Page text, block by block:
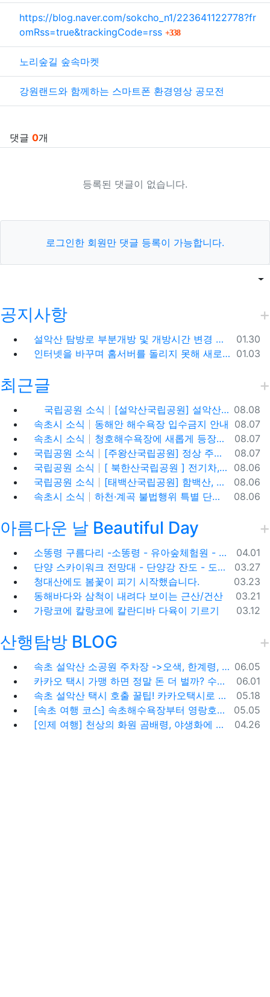
관련자료
https://blog.naver.com/sokcho_n1/223641122778?fr
omRss=true&trackingCode=rss
338회 연결
노리숲길 숲속마켓
강원랜드와 함께하는 스마트폰 환경영상 공모전
댓글 0개
등록된 댓글이 없습니다.
로그인한 회원만 댓글 등록이 가능합니다.
목록게
공지사항
등록일
01.30
설악산 탐방로 부분개방 및 개방시간 변경 안내(1.26.(금), 04:00 기준)
등록일
01.03
인터넷을 바꾸며 홈서버를 돌리지 못해 새로 시작합니다.
최근글
등록일
08.08
국립공원 소식
[설악산국립공원] 설악산, 싱그러운 대청봉과 내설악의 비경을 찾아서
등록일
08.07
속초시 소식
동해안 해수욕장 입수금지 안내
등록일
08.07
속초시 소식
청호해수욕장에 새롭게 등장한 아름다운 조형물! ✨
등록일
08.07
국립공원 소식
[주왕산국립공원] 정상 주봉 코스와 용추협곡 트래킹
등록일
08.06
국립공원 소식
[ 북한산국립공원 ] 전기차,수소차 등 무공해차량만 이용할 수 있는100% 친환경 야영장 - 북한산 사기막야영장
등록일
08.06
국립공원 소식
[태백산국립공원] 함백산, 운무가 가득한 싱그러운 풍경 속을 걷다
등록일
08.06
속초시 소식 하천·계곡 불법행위 특별 단속기간 운영
아름다운 날 Beautiful Day
등록일
04.01
소똥령 구름다리 -소똥령 - 유아숲체험원 - 장신유원지 / 캠핑장
등록일
03.27
단양 스카이워크 전망대 - 단양강 잔도 - 도담삼봉 / 석문 - 영월 청령포 입장료 주차료
등록일
03.23
청대산에도 봄꽃이 피기 시작했습니다.
등록일
03.21
동해바다와 삼척이 내려다 보이는 근산/건산
등록일
03.12
가랑코에 칼랑코에 칼란디바 다육이 기르기
산행탐방 BLOG
등록일
06.05
속초 설악산 소공원 주차장 ->오색, 한계령, 남교리, 백담사 용대리 택시 예약 방법
등록일
06.01
카카오 택시 가맹 하면 정말 돈 더 벌까? 수수료 대비 수익 분석과 비가맹의 영리한 선택
등록일
05.18
속초 설악산 택시 호출 꿀팁! 카카오택시로 빠르고 편하게 이용하는 방법
등록일
05.05
[속초 여행 코스] 속초해수욕장부터 영랑호까지, 꼭 가봐야 할 BEST 5
등록일
04.26
[인제 여행] 천상의 화원 곰배령, 야생화에 물들다 (예약 및 코스 팁)